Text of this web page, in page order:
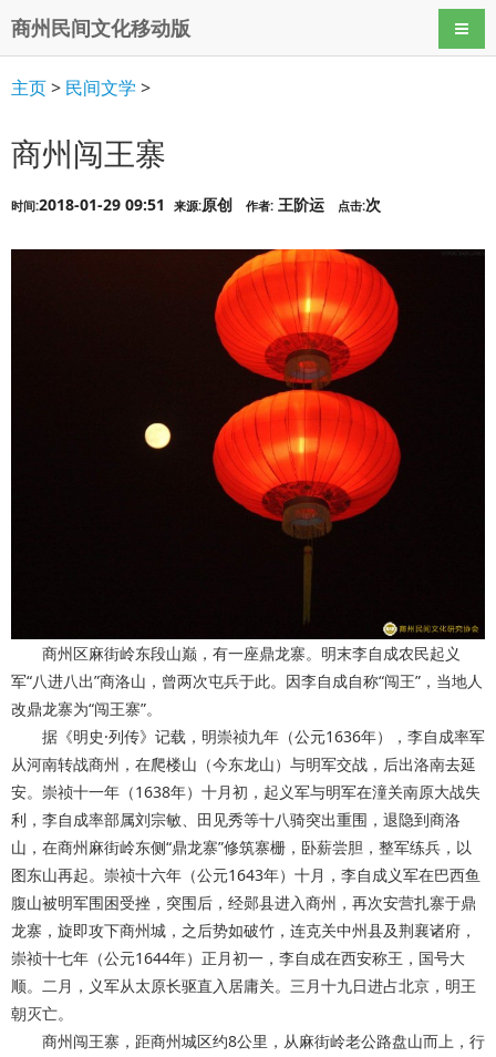
商州民间文化移动版 导航
主页> 民间文学 >
商州闯王寨
时间:2018-01-29 09:51 来源:原创 作者: 王阶运 点击:次
商州区麻街岭东段山巅，有一座鼎龙寨。明末李自成农民起义
军“八进八出”商洛山，曾两次屯兵于此。因李自成自称“闯王”，当地人
改鼎龙寨为“闯王寨”。
据《明史·列传》记载，明崇祯九年（公元1636年），李自成率军
从河南转战商州，在爬楼山（今东龙山）与明军交战，后出洛南去延
安。崇祯十一年（1638年）十月初，起义军与明军在潼关南原大战失
利，李自成率部属刘宗敏、田见秀等十八骑突出重围，退隐到商洛
山，在商州麻街岭东侧“鼎龙寨”修筑寨栅，卧薪尝胆，整军练兵，以
图东山再起。崇祯十六年（公元1643年）十月，李自成义军在巴西鱼
腹山被明军围困受挫，突围后，经郧县进入商州，再次安营扎寨于鼎
龙寨，旋即攻下商州城，之后势如破竹，连克关中州县及荆襄诸府，
崇祯十七年（公元1644年）正月初一，李自成在西安称王，国号大
顺。二月，义军从太原长驱直入居庸关。三月十九日进占北京，明王
朝灭亡。
商州闯王寨，距商州城区约8公里，从麻街岭老公路盘山而上，行